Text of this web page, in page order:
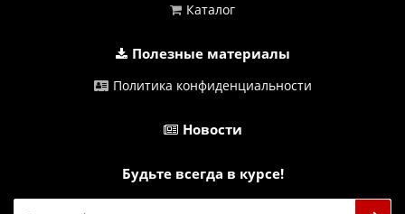
Каталог
Полезные материалы
Политика конфиденциальности
Новости
Будьте всегда в курсе!